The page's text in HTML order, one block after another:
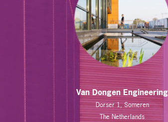
Van Dongen Engineering
Dorser 1, Someren
The Netherlands